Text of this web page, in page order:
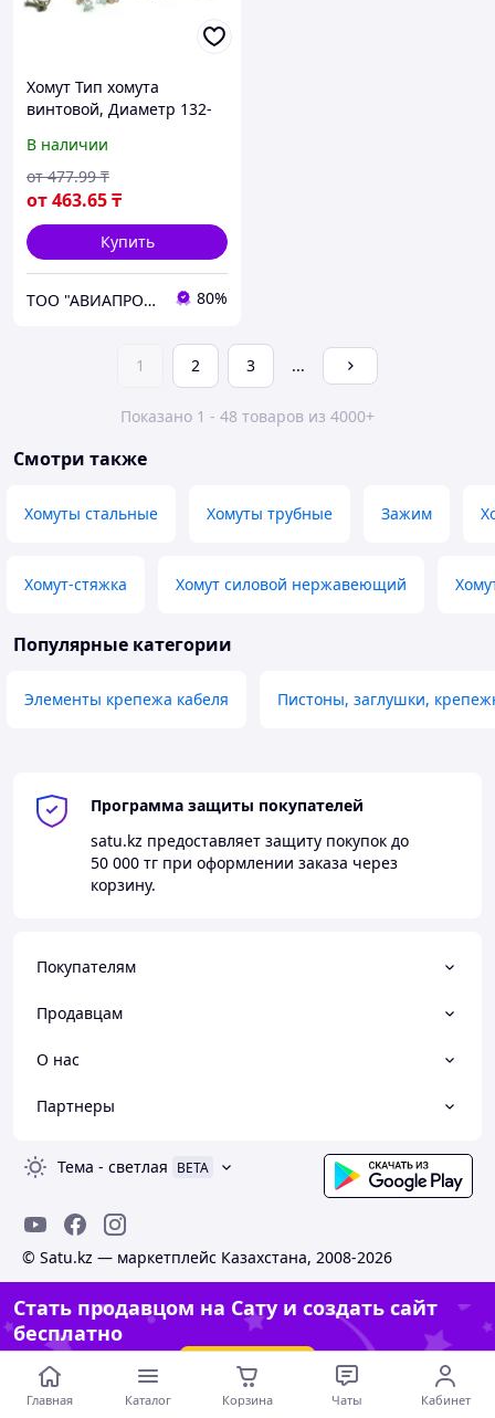
Хомут Тип хомута
винтовой, Диаметр 132-
В наличии
от463.65₸
от 477.99 ₸
Купить
ТОО "АВИАПРОМСТАЛЬ" 80%
1 2 3 ...
Показано 1 - 48 товаров из 4000+
Смотри также
Хомуты стальные Хомуты трубные Зажим
Хомут-стяжка Хомут силовой нержавеющий
Популярные категории
Элементы крепежа кабеля Пистоны, заглушки,
Программа защиты покупателей
satu.kz предоставляет защиту покупок до
50 000 тг при оформлении заказа через
корзину.
Покупателям
Продавцам
О нас
Партнеры
Тема - светлая BETA
© Satu.kz — маркетплейс Казахстана, 2008-2026
Стать продавцом на Сату и создать сайт
бесплатно
Создать сайт
Главная Каталог Корзина Чаты Кабинет